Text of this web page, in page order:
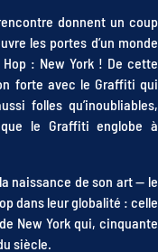
donnent un coup
les portes d’un monde
: New York ! De cette
forte avec le Graffiti qui
folles qu’inoubliables,
le Graffiti englobe à
naissance de son art — le
dans leur globalité : celle
New York qui, cinquante
siècle.